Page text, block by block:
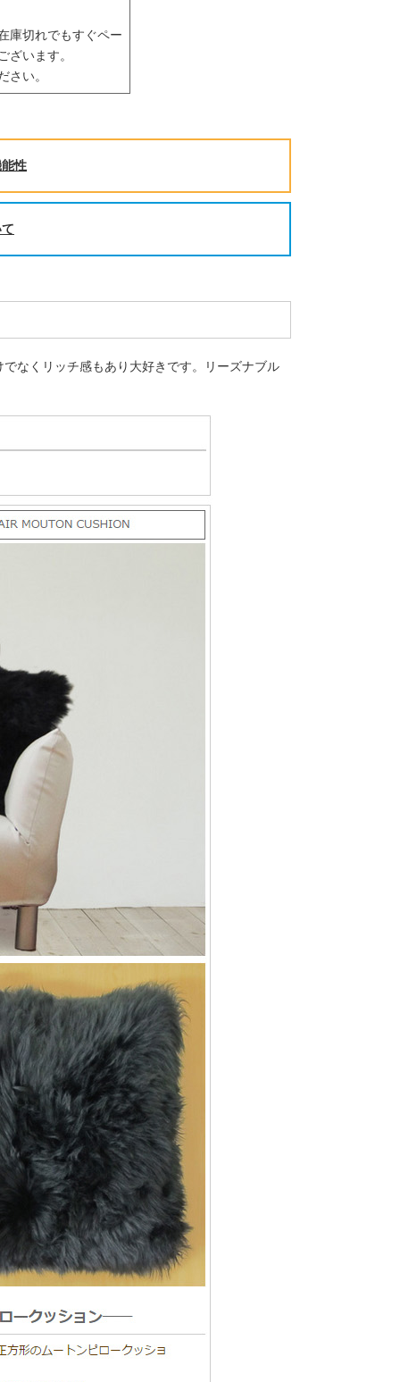
庫切れでもすぐペー
ざいます。
さい。
性
なくリッチ感もあり大好きです。リーズナブル